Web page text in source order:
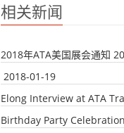
相关新闻
2018年ATA美国展会通知
2018-01-19
Elong Interview at ATA
Birthday Party